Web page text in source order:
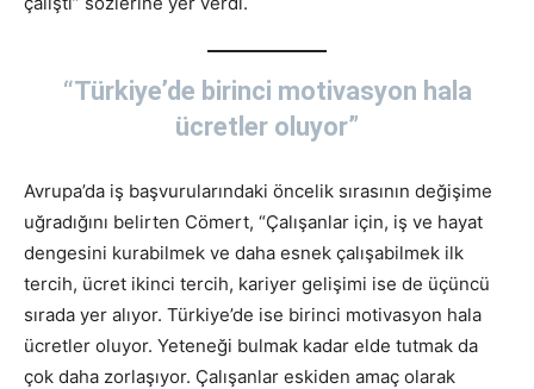
“Türkiye’de birinci motivasyon hala
ücretler oluyor”
Avrupa’da iş başvurularındaki öncelik sırasının değişime
uğradığını belirten Cömert, “Çalışanlar için, iş ve hayat
dengesini kurabilmek ve daha esnek çalışabilmek ilk
tercih, ücret ikinci tercih, kariyer gelişimi ise de üçüncü
sırada yer alıyor. Türkiye’de ise birinci motivasyon hala
ücretler oluyor. Yeteneği bulmak kadar elde tutmak da
çok daha zorlaşıyor. Çalışanlar eskiden amaç olarak